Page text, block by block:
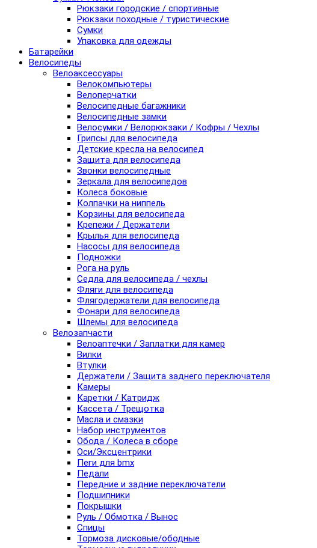
Рюкзаки городские / спортивные
Рюкзаки походные / туристические
Сумки
Упаковка для одежды
Батарейки
Велосипеды
Велоаксессуары
Велокомпьютеры
Велоперчатки
Велосипедные багажники
Велосипедные замки
Велосумки / Велорюкзаки / Кофры / Чехлы
Грипсы для велосипеда
Детские кресла на велосипед
Защита для велосипеда
Звонки велосипедные
Зеркала для велосипедов
Колеса боковые
Колпачки на ниппель
Корзины для велосипеда
Крепежи / Держатели
Крылья для велосипеда
Насосы для велосипеда
Подножки
Рога на руль
Седла для велосипеда / чехлы
Фляги для велосипеда
Флягодержатели для велосипеда
Фонари для велосипеда
Шлемы для велосипеда
Велозапчасти
Велоаптечки / Заплатки для камер
Вилки
Втулки
Держатели / Защита заднего переключателя
Камеры
Каретки / Катридж
Кассета / Трещотка
Масла и смазки
Набор инструментов
Обода / Колеса в сборе
Оси/Эксцентрики
Пеги для bmx
Педали
Передние и задние переключатели
Подшипники
Покрышки
Руль / Обмотка / Вынос
Спицы
Тормоза дисковые/ободные